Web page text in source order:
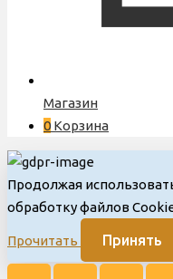
Магазин
0 Корзина
Продолжая
обработку файлов
Прочитать Принять